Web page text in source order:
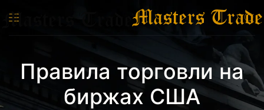
Перейти к содержимому
Правила торговли на
биржах США